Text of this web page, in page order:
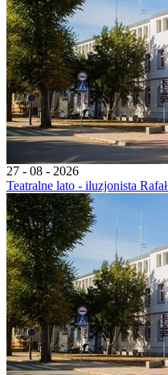
27 - 08 - 2026
Teatralne lato - iluzjonista